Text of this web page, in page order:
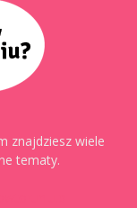
znajdziesz wiele
tematy.